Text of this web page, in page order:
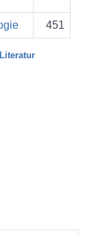
451